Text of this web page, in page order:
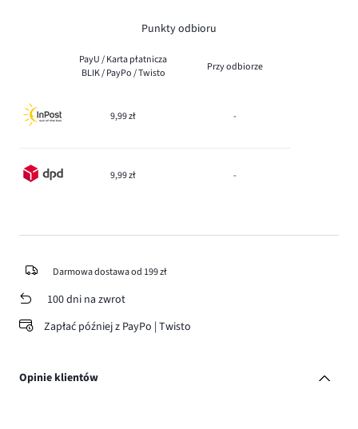
Punkty odbioru
PayU / Karta płatnicza
BLIK / PayPo / Twisto
Przy odbiorze
9,99 zł -
9,99 zł -
Darmowa dostawa od 199 zł
100 dni na zwrot
Zapłać później z PayPo | Twisto
Opinie klientów